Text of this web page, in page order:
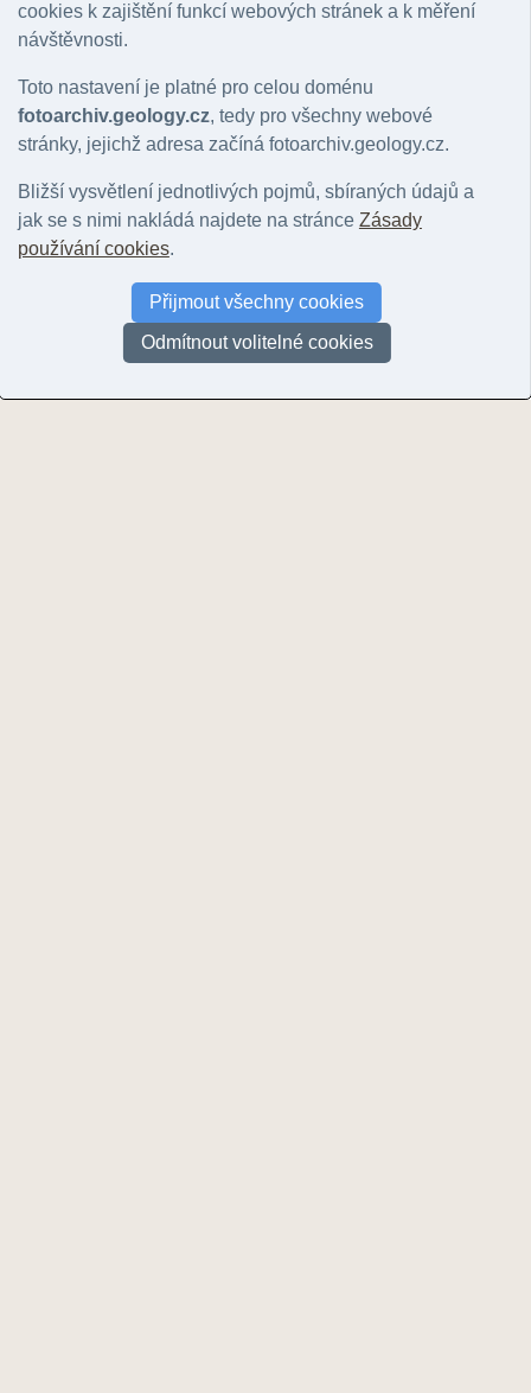
Hlavní motiv:Nerozhoduje| lokalita|geologický jev|hornina|minerál|zkamenělina
Řazení:
rok
Malenovický kotel
© Maceček, Lukáš | 2017
cookies k zajištění funkcí webových stránek a k měření
návštěvnosti.
Toto nastavení je platné pro celou doménu
fotoarchiv.geology.cz, tedy pro všechny webové
stránky, jejichž adresa začíná fotoarchiv.geology.cz.
Bližší vysvětlení jednotlivých pojmů, sbíraných údajů a
jak se s nimi nakládá najdete na stránce Zásady
používání cookies.
Přijmout všechny cookies
Odmítnout volitelné cookies